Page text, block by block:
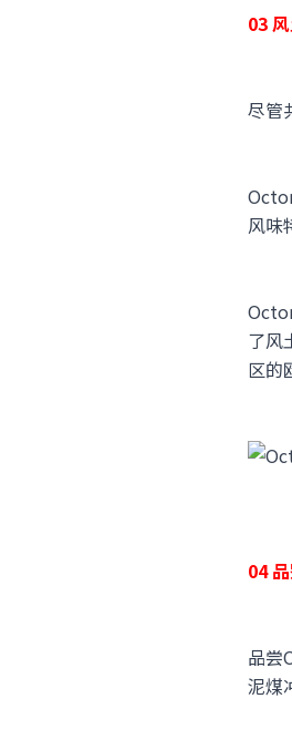
03
尽管
风味
了风
区的
04
品尝
泥煤